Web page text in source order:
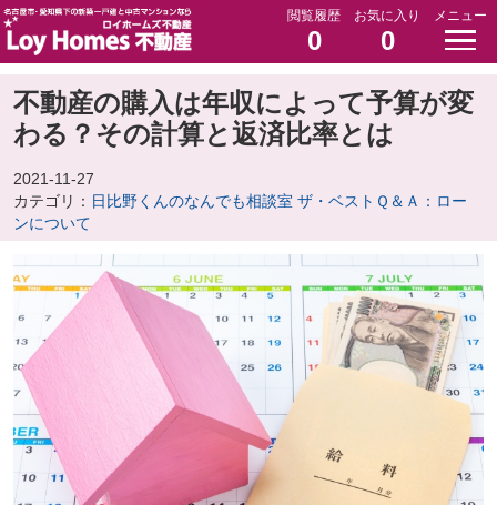
閲覧履歴
0
お気に入り
0
メニュー
不動産の購入は年収によって予算が変
わる？その計算と返済比率とは
2021-11-27
カテゴリ： 日比野くんのなんでも相談室 ザ・ベストＱ＆Ａ：ロー
ンについて